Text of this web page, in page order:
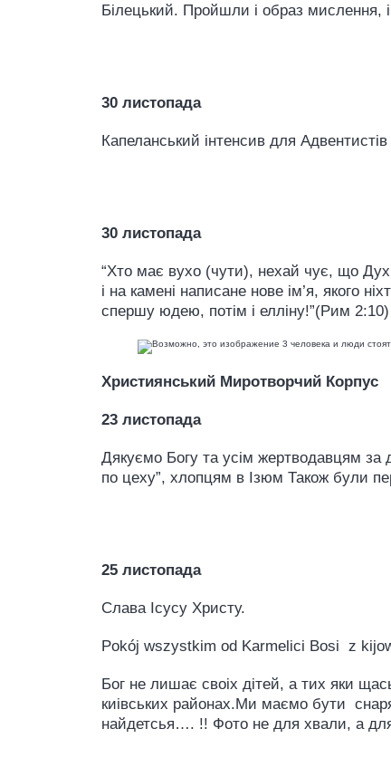
Білецький. Пройшли і образ мислення,
30 листопада
Капеланський інтенсив для
30 листопада
“Хто має вухо (чути), нехай чує, що
і на камені написане нове ім’я, якого
спершу юдею, потім і елліну!”(Рим 2:10)
Християнський Миротворчий Корпус
23 листопада
Дякуємо Богу та усім жертводавцям
по цеху”, хлопцям в Ізюм Також були
25 листопада
Слава Ісусу Христу.
Pokój wszystkim od Karmelici Bosi z
Бог не лишає своіх дітей, а тих яки
киівських районах.Ми маємо бути
найдетсья…. !! Фото не для хвали, а